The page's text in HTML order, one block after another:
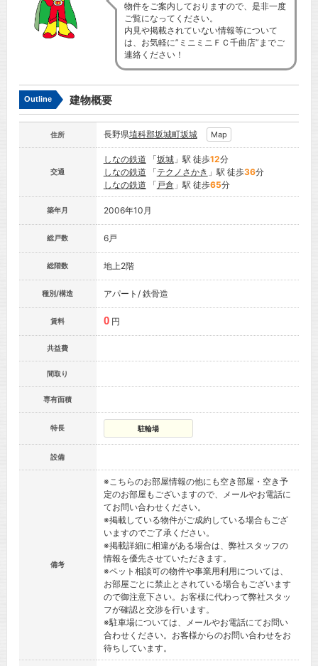
物件をご案内しておりますので、是非一度
ご覧になってください。
内見や掲載されていない情報等について
は、お気軽に”ミニミニＦＣ千曲店”までご
連絡ください！
Outline 建物概要
住所 長野県埴科郡坂城町坂城 Map
交通
しなの鉄道 「坂城」駅 徒歩12分
しなの鉄道 「テクノさかき 」駅 徒歩36分
しなの鉄道 「 戸倉」駅 徒歩65分
築年月 2006年10月
総戸数 6戸
総階数 地上2階
種別/構造 アパート/ 鉄骨造
賃料 0 円
共益費
間取り
専有面積
特長 駐輪場
設備
備考
※こちらのお部屋情報の他にも空き部屋・空き予
定のお部屋もございますので、メールやお電話に
てお問い合わせください。
※掲載している物件がご成約している場合もござ
いますのでご了承ください。
※掲載詳細に相違がある場合は、弊社スタッフの
情報を優先させていただきます。
※ペット相談可の物件や事業用利用については、
お部屋ごとに禁止とされている場合もございます
ので御注意下さい。お客様に代わって弊社スタッ
フが確認と交渉を行います。
※駐車場については、メールやお電話にてお問い
合わせください。お客様からのお問い合わせをお
待ちしています。